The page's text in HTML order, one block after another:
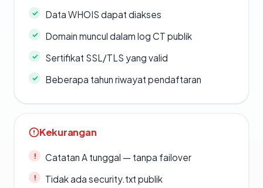
Data WHOIS dapat diakses
Domain muncul dalam log CT publik
Sertifikat SSL/TLS yang valid
Beberapa tahun riwayat pendaftaran
Kekurangan
Catatan A tunggal — tanpa failover
Tidak ada security.txt publik